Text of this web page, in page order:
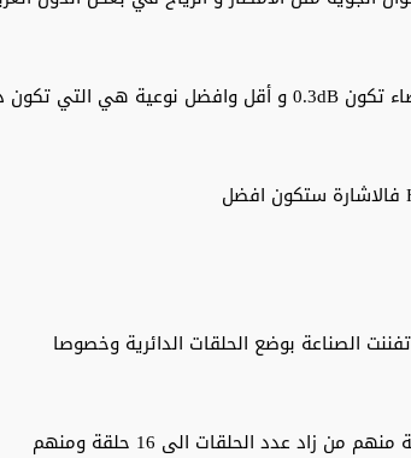
الصناعة بوضع الحلقات الدائرية وخصوصا
زاد عدد الحلقات الى 16 حلقة ومنهم